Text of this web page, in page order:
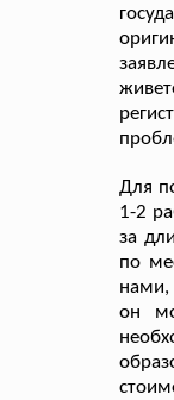
Для
1-2
за
по
нами,
он